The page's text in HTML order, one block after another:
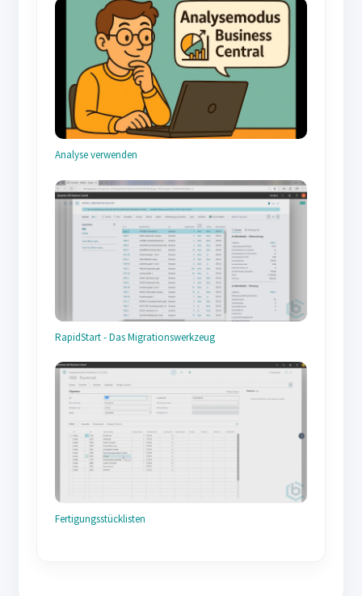
Analyse verwenden
RapidStart - Das Migrationswerkzeug
Fertigungsstücklisten